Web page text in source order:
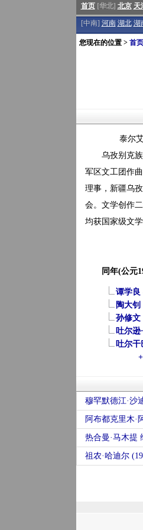
首页[华北] 北京 天
[中南] 河南 湖北 湖
您现在的位置 > 首页
泰尔艾
乌孜别克族
军区文工团作
理事，新疆乌
会。文学创作
均获国家级文
同年(公元
谭学良
陶大钊
孙修文
吐尔逊
吐尔干
穆罕默德江·沙
阿布都克里木·
热合曼·马木提
祖农·哈迪尔